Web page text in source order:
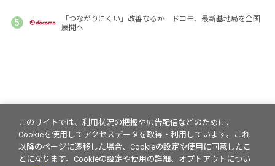
「つながりにくい」改善なるか ドコモ、最新基地局を全国
展開へ
このサイトでは、利用状況の把握や広告配信などのために、
Cookieを使用してアクセスデータを取得・利用しています。これ
以降のページに遷移した場合、Cookieの設定や使用に同意したこ
とになります。Cookieの設定や使用の詳細、オプトアウトについ